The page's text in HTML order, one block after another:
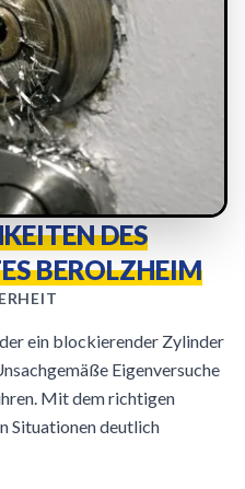
DES
BEROLZHEIM
ein blockierender Zylinder
Eigenversuche
Mit dem richtigen
Situationen deutlich